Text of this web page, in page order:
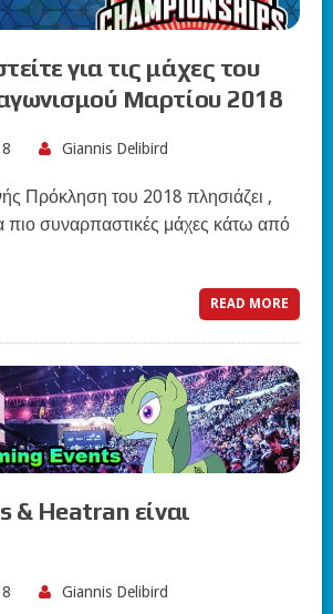
για τις μάχες του
Μαρτίου 2018
Giannis Delibird
Πρόκληση του 2018 πλησιάζει ,
πιο συναρπαστικές μάχες κάτω από
READ MORE
& Heatran είναι
Giannis Delibird